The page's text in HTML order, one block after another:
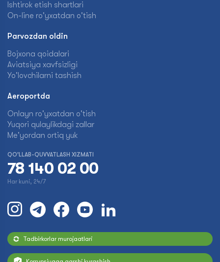
Ishtirok etish shartlari
On-line ro'yxatdan o'tish
Parvozdan oldin
Bojxona qoidalari
Aviatsiya xavfsizligi
Yo'lovchilarni tashish
Aeroportda
Onlayn ro'yxatdan o'tish
Yuqori qulaylikdagi zallar
Me'yordan ortiq yuk
QO'LLAB-QUVVATLASH XIZMATI
78 140 02 00
Har kuni, 24/7
Tadbirkorlar murojaatlari